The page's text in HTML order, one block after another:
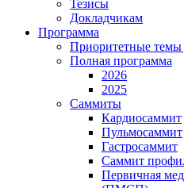
Тезисы
Докладчикам
Программа
Приоритетные темы
Полная программа
2026
2025
Саммиты
Кардиосаммит
Пульмосаммит
Гастросаммит
Саммит
Первичная